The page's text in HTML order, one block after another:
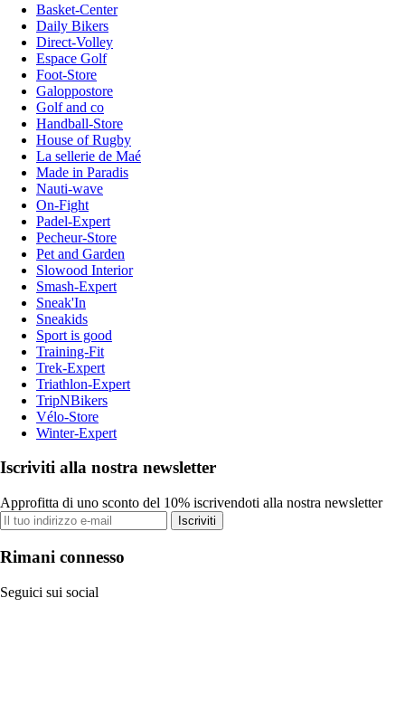
Basket-Center
Daily Bikers
Direct-Volley
Espace Golf
Foot-Store
Galoppostore
Golf and co
Handball-Store
House of Rugby
La sellerie de Maé
Made in Paradis
Nauti-wave
On-Fight
Padel-Expert
Pecheur-Store
Pet and Garden
Slowood Interior
Smash-Expert
Sneak'In
Sneakids
Sport is good
Training-Fit
Trek-Expert
Triathlon-Expert
TripNBikers
Vélo-Store
Winter-Expert
Iscriviti alla nostra newsletter
Approfitta di uno sconto del 10% iscrivendoti alla nostra newsletter
Iscriviti
Rimani connesso
Seguici sui social